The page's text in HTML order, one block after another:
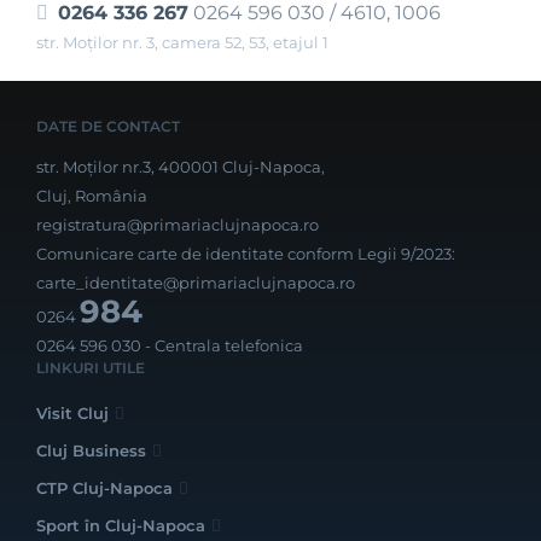
0264 336 267 0264 596 030 / 4610, 1006
str. Moților nr. 3, camera 52, 53, etajul 1
DATE DE CONTACT
str. Moților nr.3, 400001 Cluj-Napoca,
Cluj, România
registratura@primariaclujnapoca.ro
Comunicare carte de identitate conform Legii 9/2023:
carte_identitate@primariaclujnapoca.ro
0264984
0264 596 030 - Centrala telefonica
LINKURI UTILE
Visit Cluj
Cluj Business
CTP Cluj-Napoca
Sport în Cluj-Napoca